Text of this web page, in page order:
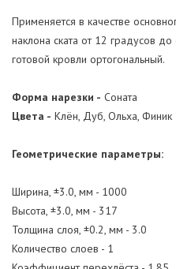
Применяется в качестве
наклона ската от 12 градусов
готовой кровли ортогональный.
Форма нарезки - Соната
Цвета - Клён, Дуб, Ольха, Финик
Геометрические параметры:
Ширина, ±3.0, мм - 1000
Высота, ±3.0, мм - 317
Толщина слоя, ±0.2, мм - 3.0
Количество слоев - 1